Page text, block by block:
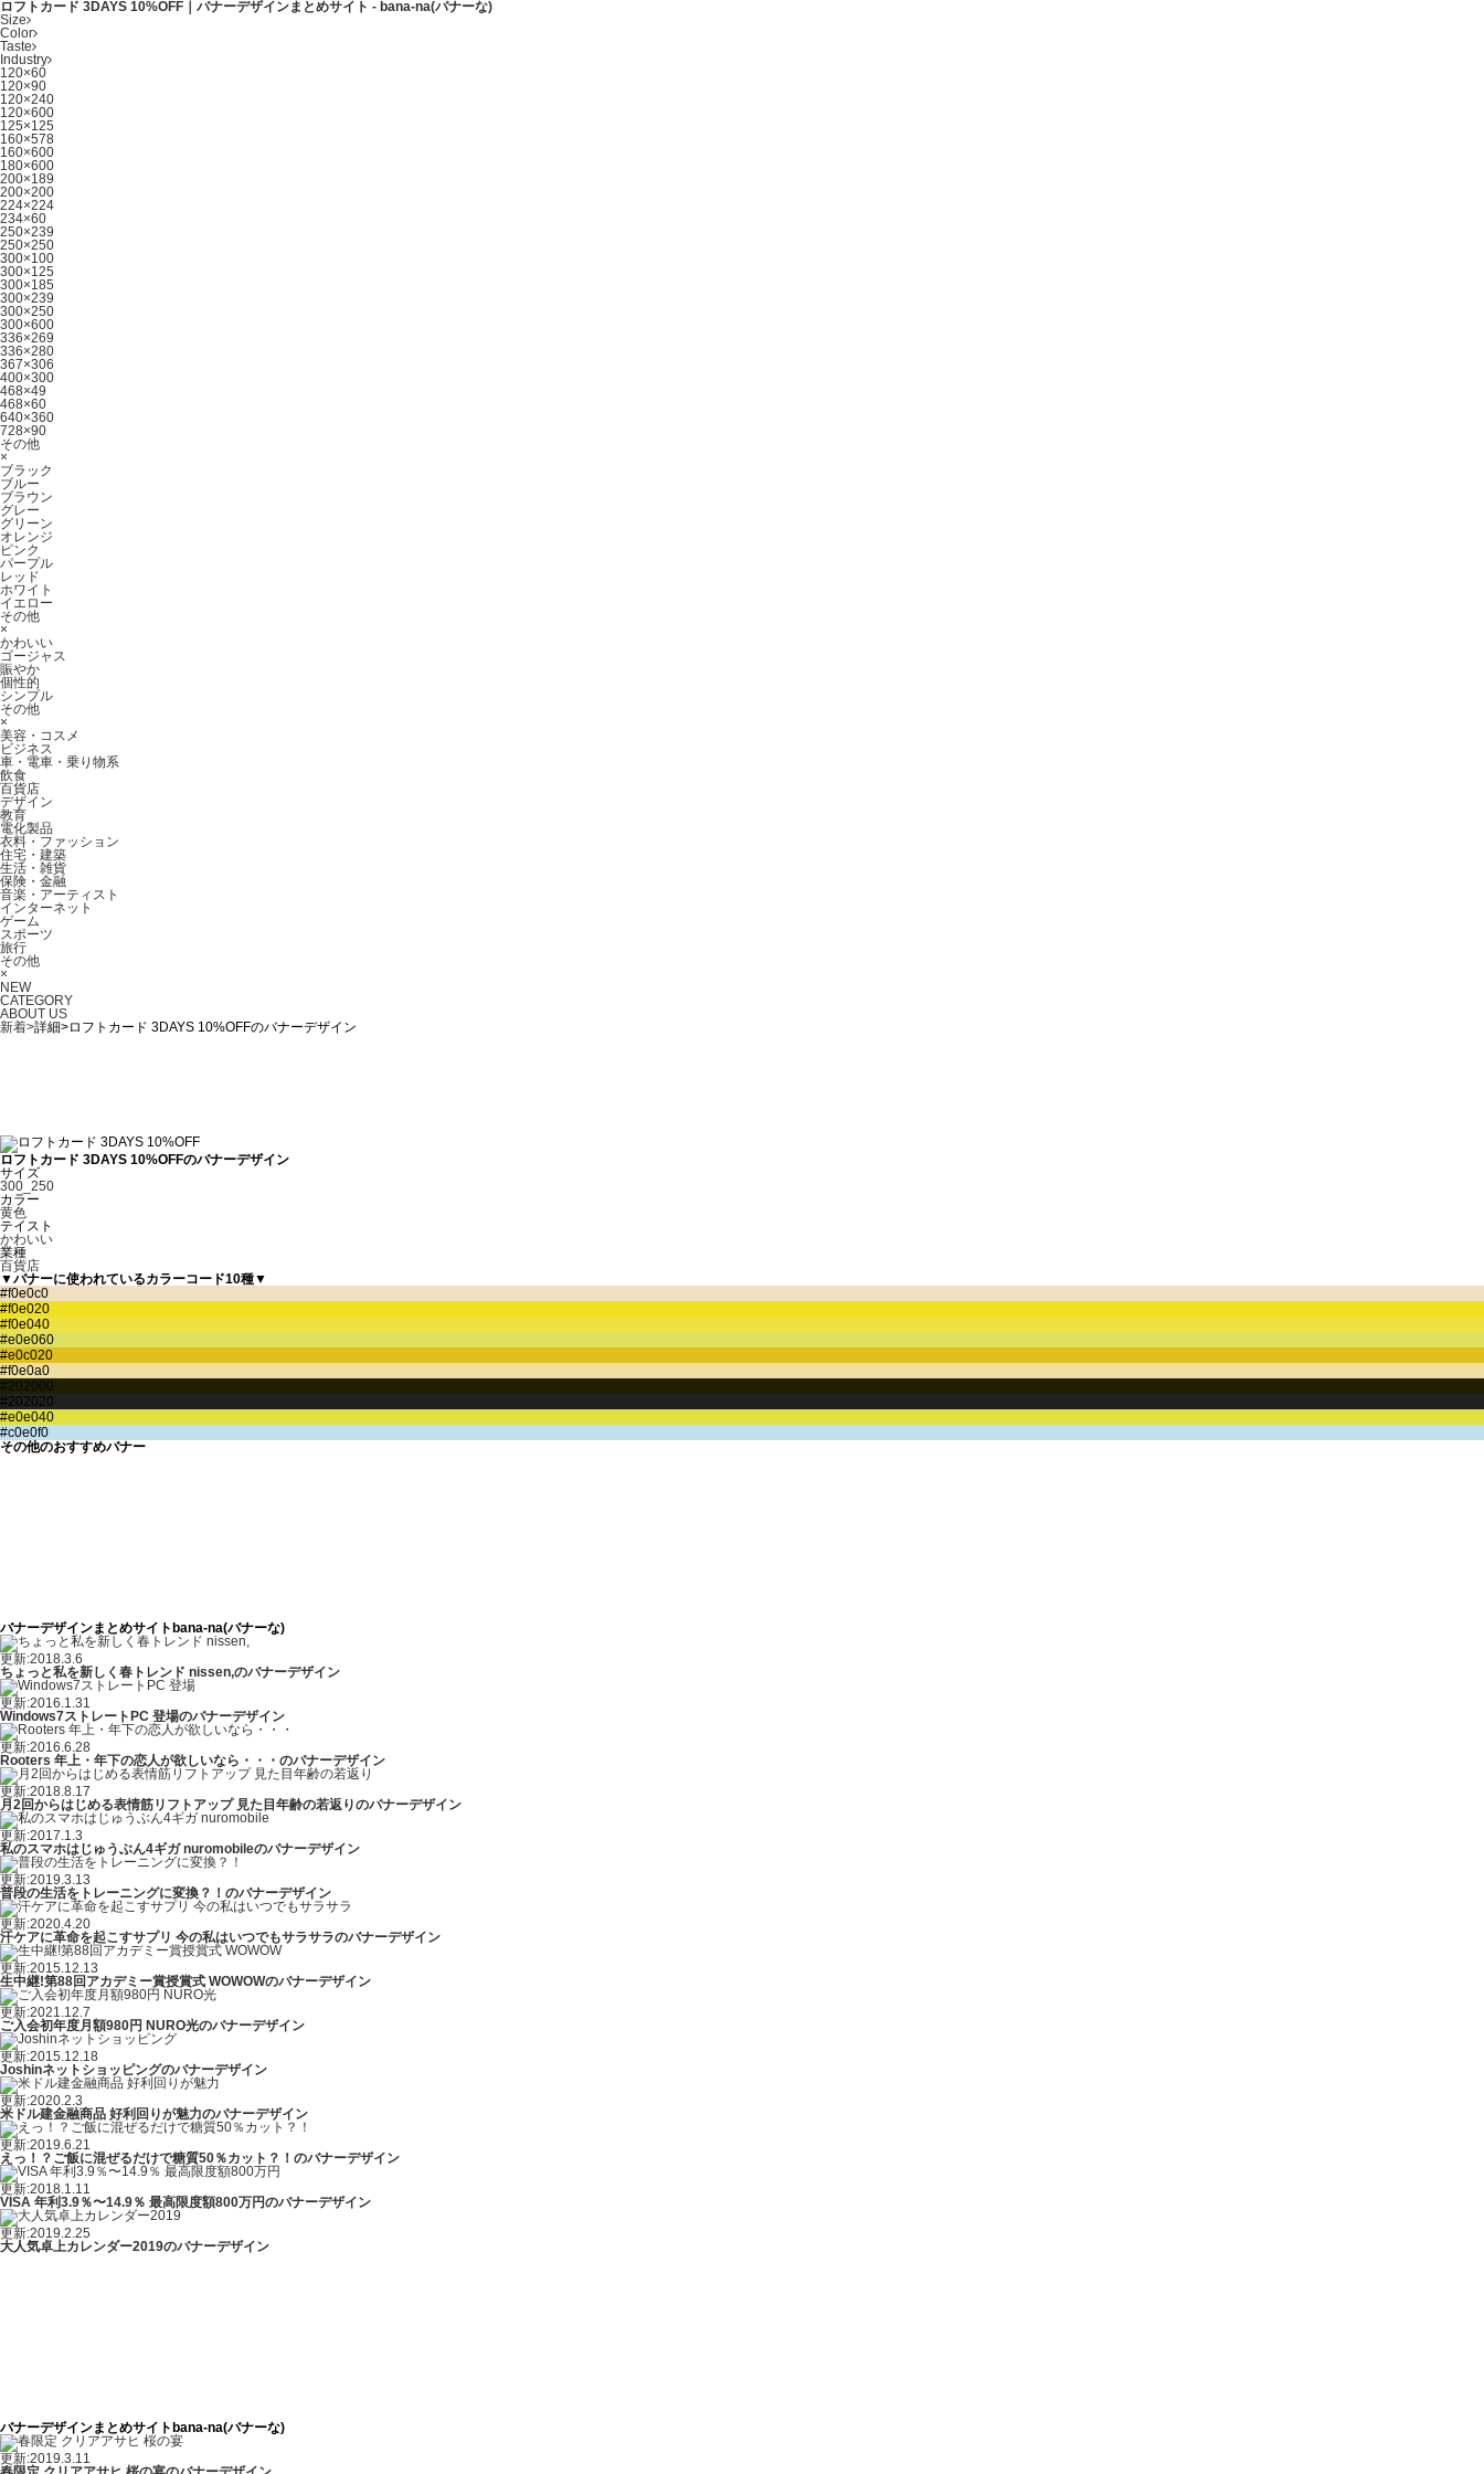
ロフトカード 3DAYS 10%OFF｜バナーデザインまとめサイト - bana-na(バナーな)
Size
Color
Taste
Industry
120×60
120×90
120×240
120×600
125×125
160×578
160×600
180×600
200×189
200×200
224×224
234×60
250×239
250×250
300×100
300×125
300×185
300×239
300×250
300×600
336×269
336×280
367×306
400×300
468×49
468×60
640×360
728×90
その他
×
ブラック
ブルー
ブラウン
グレー
グリーン
オレンジ
ピンク
パープル
レッド
ホワイト
イエロー
その他
×
かわいい
ゴージャス
賑やか
個性的
シンプル
その他
×
美容・コスメ
ビジネス
車・電車・乗り物系
飲食
百貨店
デザイン
教育
電化製品
衣料・ファッション
住宅・建築
生活・雑貨
保険・金融
音楽・アーティスト
インターネット
ゲーム
スポーツ
旅行
その他
×
NEW
CATEGORY
ABOUT US
新着>詳細>ロフトカード 3DAYS 10%OFFのバナーデザイン
ロフトカード 3DAYS 10%OFFのバナーデザイン
サイズ
300_250
カラー
黄色
テイスト
かわいい
業種
百貨店
▼バナーに使われているカラーコード10種▼
その他のおすすめバナー
バナーデザインまとめサイトbana-na(バナーな)
更新:2018.3.6
ちょっと私を新しく春トレンド nissen,のバナーデザイン
更新:2016.1.31
Windows7ストレートPC 登場のバナーデザイン
更新:2016.6.28
Rooters 年上・年下の恋人が欲しいなら・・・のバナーデザイン
更新:2018.8.17
月2回からはじめる表情筋リフトアップ 見た目年齢の若返りのバナーデザイン
更新:2017.1.3
私のスマホはじゅうぶん4ギガ nuromobileのバナーデザイン
更新:2019.3.13
普段の生活をトレーニングに変換？！のバナーデザイン
更新:2020.4.20
汗ケアに革命を起こすサプリ 今の私はいつでもサラサラのバナーデザイン
更新:2015.12.13
生中継!第88回アカデミー賞授賞式 WOWOWのバナーデザイン
更新:2021.12.7
ご入会初年度月額980円 NURO光のバナーデザイン
更新:2015.12.18
Joshinネットショッピングのバナーデザイン
更新:2020.2.3
米ドル建金融商品 好利回りが魅力のバナーデザイン
更新:2019.6.21
えっ！？ご飯に混ぜるだけで糖質50％カット？！のバナーデザイン
更新:2018.1.11
VISA 年利3.9％〜14.9％ 最高限度額800万円のバナーデザイン
更新:2019.2.25
大人気卓上カレンダー2019のバナーデザイン
バナーデザインまとめサイトbana-na(バナーな)
更新:2019.3.11